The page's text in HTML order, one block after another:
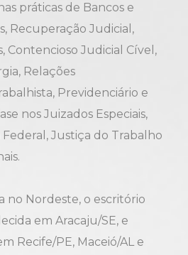
práticas de Bancos e
Recuperação Judicial,
Contencioso Judicial Cível,
Relações
Previdenciário e
nos Juizados Especiais,
Federal, Justiça do Trabalho
no Nordeste, o escritório
em Aracaju/SE, e
Recife/PE, Maceió/AL e